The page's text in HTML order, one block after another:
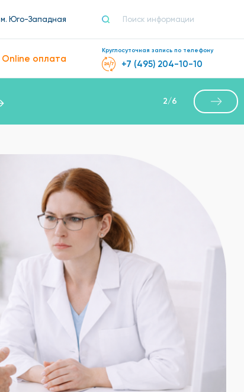
м. Юго-Западная
Online оплата
Круглосуточная запись по телефону
+7 (495) 204-10-10
2/6